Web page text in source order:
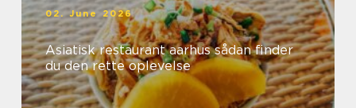
02. June 2026
Asiatisk restaurant aarhus sådan finder
du den rette oplevelse